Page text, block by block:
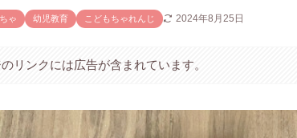
ゃ 幼児教育 こどもちゃれんじ 2024年8月25日
リンクには広告が含まれています。